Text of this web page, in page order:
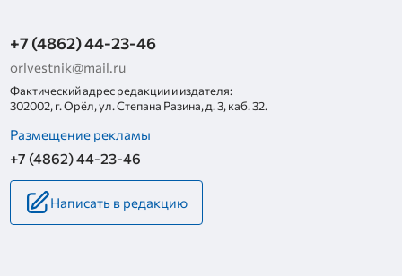
+7 (4862) 44-23-46
orlvestnik@mail.ru
Фактический адрес редакции и издателя:
302002, г. Орёл, ул. Степана Разина, д. 3, каб. 32.
Размещение рекламы
+7 (4862) 44-23-46
Написать в редакцию